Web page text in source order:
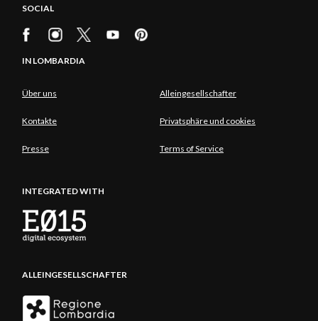
SOCIAL
IN LOMBARDIA
Über uns Alleingesellschafter
Kontakte Privatsphäre und cookies
Presse Terms of Service
INTEGRATED WITH
ALLEINGESELLSCHAFTER